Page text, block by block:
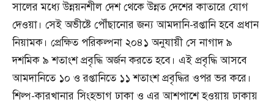
সালের মধ্যে উন্নয়নশীল দেশ থেকে উন্নত দেশের কাতারে যোগ
দেওয়া। সেই অভীষ্টে পৌঁছানোর জন্য আমদানি-রপ্তানি হবে প্রধান
নিয়ামক। প্রেক্ষিত পরিকল্পনা ২০৪১ অনুযায়ী সে নাগাদ ৯
দশমিক ৯ শতাংশ প্রবৃদ্ধি অর্জন করতে হবে। এই প্রবৃদ্ধি আসবে
আমদানিতে ১০ ও রপ্তানিতে ১১ শতাংশ প্রবৃদ্ধির ওপর ভর করে।
শিল্প-কারখানার সিংহভাগ ঢাকা ও এর আশপাশে হওয়ায় ঢাকায়